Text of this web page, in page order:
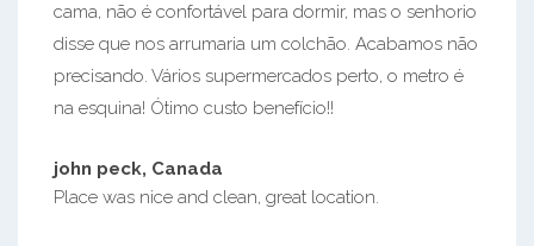
cama, não é confortável para dormir, mas o senhorio
disse que nos arrumaria um colchão. Acabamos não
precisando. Vários supermercados perto, o metro é
na esquina! Ótimo custo benefício!!
john peck, Canada
Place was nice and clean, great location.